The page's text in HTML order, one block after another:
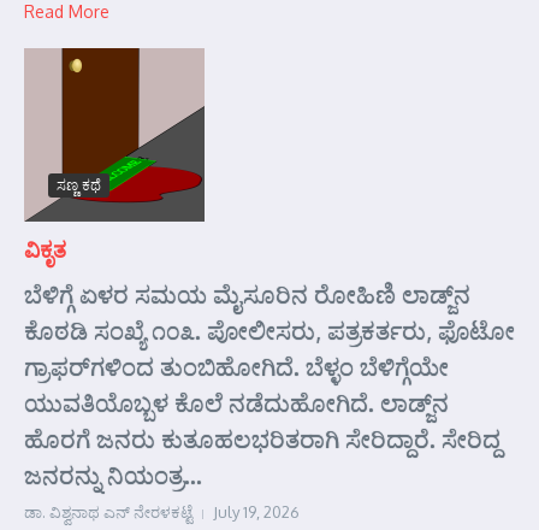
Read More
ಸಣ್ಣ ಕಥೆ
ವಿಕೃತ
ಬೆಳಿಗ್ಗೆ ಏಳರ ಸಮಯ ಮೈಸೂರಿನ ರೋಹಿಣಿ ಲಾಡ್ಜ್‌ನ
ಕೊಠಡಿ ಸಂಖ್ಯೆ ೧೦೩. ಪೋಲೀಸರು, ಪತ್ರಕರ್ತರು, ಫೊಟೋ
ಗ್ರಾಫರ್‌ಗಳಿಂದ ತುಂಬಿಹೋಗಿದೆ. ಬೆಳ್ಳಂ ಬೆಳಿಗ್ಗೆಯೇ
ಯುವತಿಯೊಬ್ಬಳ ಕೊಲೆ ನಡೆದುಹೋಗಿದೆ. ಲಾಡ್ಜ್‌ನ
ಹೊರಗೆ ಜನರು ಕುತೂಹಲಭರಿತರಾಗಿ ಸೇರಿದ್ದಾರೆ. ಸೇರಿದ್ದ
ಜನರನ್ನು ನಿಯಂತ್ರ...
ಡಾ. ವಿಶ್ವನಾಥ ಎನ್ ನೇರಳಕಟ್ಟೆ July 19, 2026